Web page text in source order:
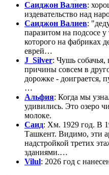
Саиджон Валиев:
издевательство над
Саиджон Валиев:
паразитом на подсосе
которого на фабриках
еврей…
J_Silver: Чушь
причины совсем в
дорожке - доиграется,
…
Альфия: Когда мы
удивились. Это озеро
молоке.
Саид: Хм. 1929 год. В
Ташкент. Видимо, эти
надстройкой третих
зданиями.…
Vilul: 2026 год с